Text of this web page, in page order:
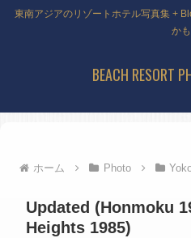
東南アジアのリゾートホテル写真集 +
かも
BEACH RESORT
ホーム Photo
Updated (Honmoku
Heights 1985)